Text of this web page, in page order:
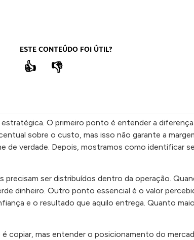
ESTE CONTEÚDO FOI ÚTIL?
👍 👎
O primeiro ponto é entender a
sobre o custo, mas isso não garante a
de verdade. Depois, mostramos como identificar
ser distribuídos dentro da operação.
dinheiro. Outro ponto essencial é o valor
e o resultado que aquilo entrega. Quanto
copiar, mas entender o posicionamento do